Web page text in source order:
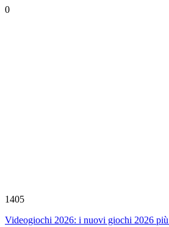
0
1405
Videogiochi 2026: i nuovi giochi 2026 più